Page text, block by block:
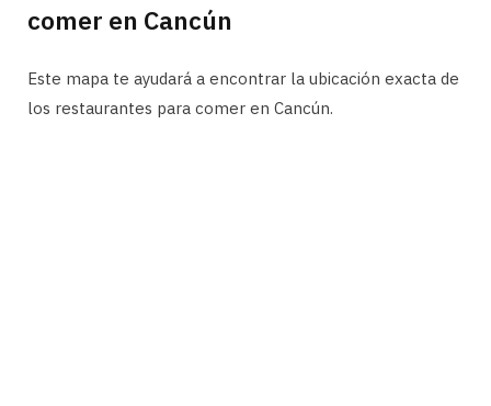
comer en Cancún
Este mapa te ayudará a encontrar la ubicación exacta de
los restaurantes para comer en Cancún.